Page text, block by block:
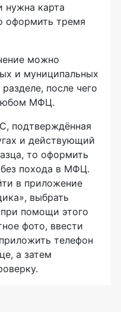
нужна карта
оформить тремя
можно
и муниципальных
после чего
МФЦ.
подтверждённая
и действующий
то оформить
похода в МФЦ.
в приложение
выбрать
помощи этого
фото, ввести
телефон
а затем